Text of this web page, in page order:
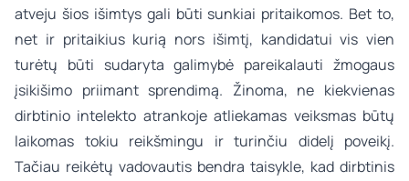
atveju šios išimtys gali būti sunkiai pritaikomos. Bet to,
net ir pritaikius kurią nors išimtį, kandidatui vis vien
turėtų būti sudaryta galimybė pareikalauti žmogaus
įsikišimo priimant sprendimą. Žinoma, ne kiekvienas
dirbtinio intelekto atrankoje atliekamas veiksmas būtų
laikomas tokiu reikšmingu ir turinčiu didelį poveikį.
Tačiau reikėtų vadovautis bendra taisykle, kad dirbtinis